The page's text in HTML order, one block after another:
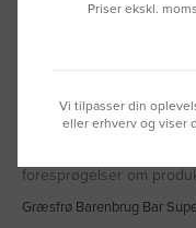
Jeg er meget tilfreds
foresprøgelser om
Græsfrø Barenbrug Bar
Priser ekskl. moms
Vi tilpasser din
eller erhverv og viser